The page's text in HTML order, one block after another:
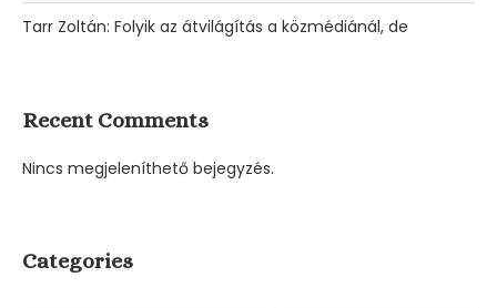
Tarr Zoltán: Folyik az átvilágítás a közmédiánál, de
Recent Comments
Nincs megjeleníthető bejegyzés.
Categories